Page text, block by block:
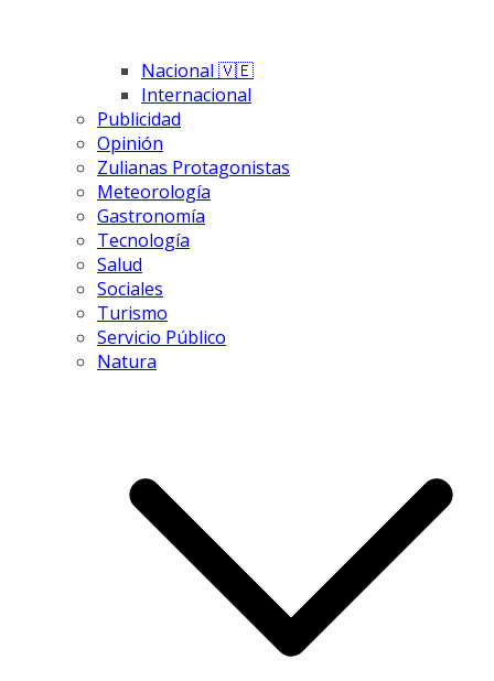
Nacional 🇻🇪
Internacional
Publicidad
Opinión
Zulianas Protagonistas
Meteorología
Gastronomía
Tecnología
Salud
Sociales
Turismo
Servicio Público
Natura